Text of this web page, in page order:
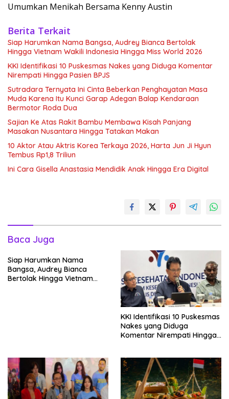
Umumkan Menikah Bersama Kenny Austin
Berita Terkait
Siap Harumkan Nama Bangsa, Audrey Bianca Bertolak
Hingga Vietnam Wakili Indonesia Hingga Miss World 2026
KKI Identifikasi 10 Puskesmas Nakes yang Diduga Komentar
Nirempati Hingga Pasien BPJS
Sutradara Ternyata Ini Cinta Beberkan Penghayatan Masa
Muda Karena Itu Kunci Garap Adegan Balap Kendaraan
Bermotor Roda Dua
Sajian Ke Atas Rakit Bambu Membawa Kisah Panjang
Masakan Nusantara Hingga Tatakan Makan
10 Aktor Atau Aktris Korea Terkaya 2026, Harta Jun Ji Hyun
Tembus Rp1,8 Triliun
Ini Cara Gisella Anastasia Mendidik Anak Hingga Era Digital
Baca Juga
Siap Harumkan Nama
Bangsa, Audrey Bianca
Bertolak Hingga Vietnam
KKI Identifikasi 10 Puskesmas
Nakes yang Diduga
Komentar Nirempati Hingga